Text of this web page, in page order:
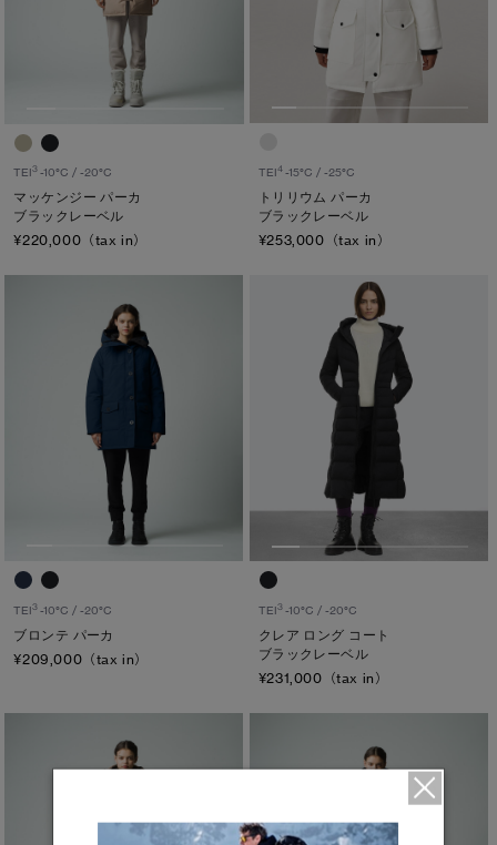
TEI3 -10°C / -20°C
マッケンジー パーカ
ブラックレーベル
¥220,000（tax in）
TEI4-15°C / -25°C
トリリウム パーカ
ブラックレーベル
¥253,000（tax in）
TEI3 -10°C / -20°C
ブロンテ パーカ
¥209,000（tax in）
TEI3-10°C / -20°C
クレア ロング コート
ブラックレーベル
¥231,000（tax in）